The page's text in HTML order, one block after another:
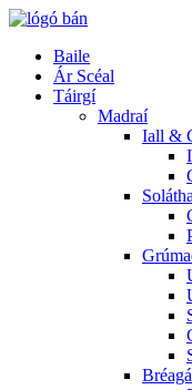
Baile
Ár Scéal
Táirgí
Madraí
Iall &